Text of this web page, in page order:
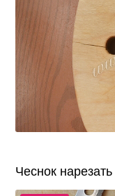
Чеснок